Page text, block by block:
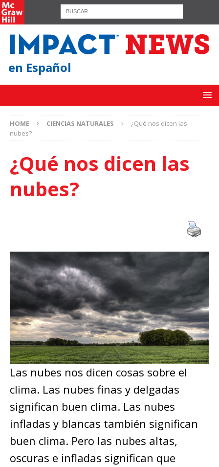
en Español
HOME CIENCIAS NATURALES
¿Qué nos dicen las
nubes?
¿Qué nos dicen las
nubes?
Las nubes nos dicen cosas sobre el
clima. Las nubes finas y delgadas
significan buen clima. Las nubes
infladas y blancas también significan
buen clima. Pero las nubes altas,
oscuras e infladas significan que